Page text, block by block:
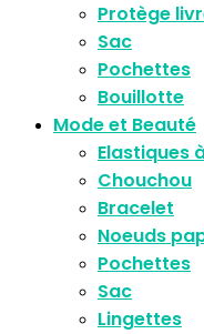
Protège
Sac
Pochettes
Bouillotte
Mode et Beauté
Elastiques
Chouchou
Bracelet
Noeuds
Pochettes
Sac
Lingettes